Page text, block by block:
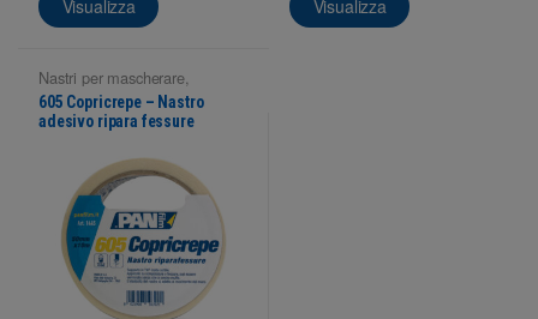
Visualizza Visualizza
Nastri per mascherare,
Superfici interne
605 Copricrepe – Nastro
adesivo ripara fessure